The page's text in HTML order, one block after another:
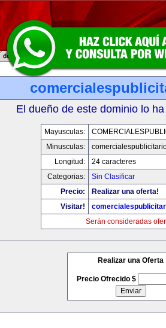
El dueño de este dominio lo
Mayusculas:
Minusculas:
Longitud:
24 caracteres
Categorias:
Sin Clasificar
Precio:
Realizar una oferta!
Visitar!
Serán consideradas
Realizar una Oferta
Precio Ofrecido $